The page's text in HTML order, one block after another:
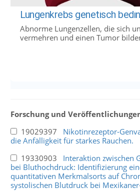
Lungenkrebs genetisch
Abnorme Lungenzellen, die sich
vermehren und einen Tumor
Forschung und
19029397 Nikotinrezeptor-
die Anfälligkeit für starkes Rauchen.
19330903 Interaktion zwischen
bei Bluthochdruck: Identifizierung
quantitativen Merkmalsorts auf
systolischen Blutdruck bei